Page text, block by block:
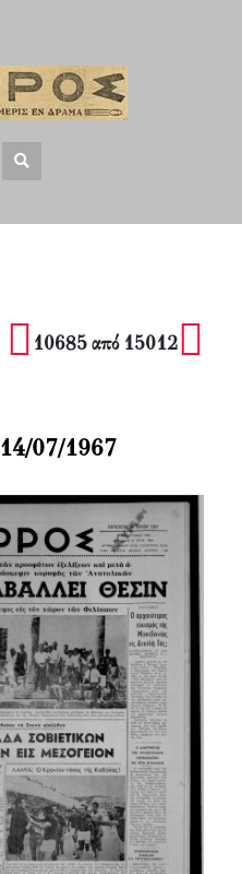
10685 από 15012
14/07/1967